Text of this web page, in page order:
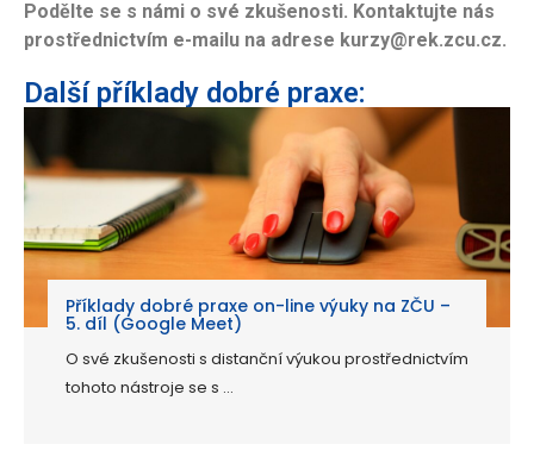
Podělte se s námi o své zkušenosti. Kontaktujte nás
prostřednictvím e-mailu na adrese kurzy@rek.zcu.cz.
Další příklady dobré praxe:
Příklady dobré praxe on-line výuky na ZČU –
5. díl (Google Meet)
O své zkušenosti s distanční výukou prostřednictvím
tohoto nástroje se s ...